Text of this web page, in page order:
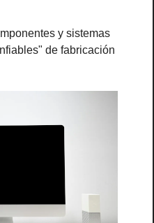
y sistemas
de fabricación